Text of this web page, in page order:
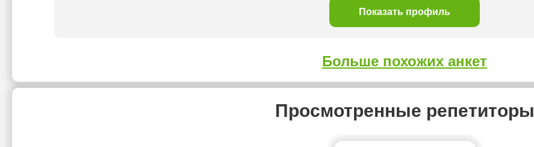
Показать профиль
Больше похожих анкет
Просмотренные репетиторы